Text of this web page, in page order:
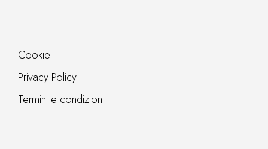
Cookie
Privacy Policy
Termini e condizioni